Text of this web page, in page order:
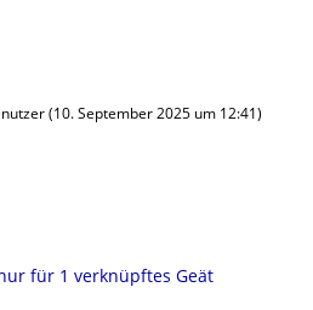
(10. September 2025 um 12:41)
für 1 verknüpftes Geät